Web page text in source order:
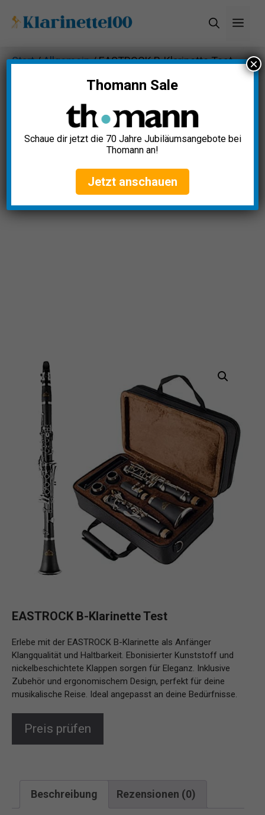
Inhalt
Start/Allgemein/ EASTROCK B-Klarinette Test
EASTROCK B-Klarinette Test
Erlebe mit der EASTROCK B-Klarinette als Anfänger
Klangqualität und Haltbarkeit. Ebonisierter Kunststoff und
nickelbeschichtete Klappen sorgen für Eleganz. Inklusive
Zubehör und ergonomischem Design, perfekt für deine
musikalische Reise. Ideal angepasst an deine Bedürfnisse.
Preis prüfen
Beschreibung Rezensionen (0)
Thomann Sale
Schaue dir jetzt die 70 Jahre Jubiläumsangebote bei
Thomann an!
Jetzt anschauen
×